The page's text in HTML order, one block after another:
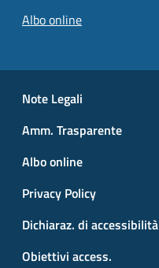
Albo onlinePagina attuale
Small prints
Note Legali
Amm. Trasparente
Albo online
Privacy Policy
Dichiaraz. di accessibilità
Obiettivi access.